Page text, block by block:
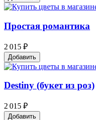
Простая романтика
2 015 ₽
Добавить
Destiny (букет из роз)
2 015 ₽
Добавить